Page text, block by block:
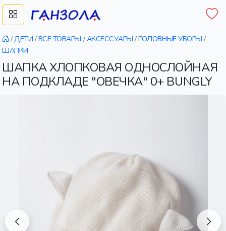
/ДЕТИ /ВСЕ ТОВАРЫ /АКСЕССУАРЫ /ГОЛОВНЫЕ УБОРЫ /
ШАПКИ
ШАПКА ХЛОПКОВАЯ ОДНОСЛОЙНАЯ
НА ПОДКЛАДЕ "ОВЕЧКА" 0+ BUNGLY